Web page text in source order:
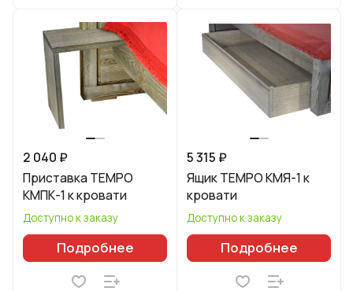
2 040 ₽
Приставка TEMPO
КМПК-1 к кровати
Доступно к заказу
Подробнее
5 315 ₽
Ящик TEMPO КМЯ-1 к
кровати
Доступно к заказу
Подробнее